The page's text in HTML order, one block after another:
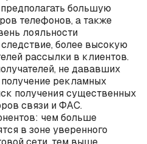
большую
телефонов, а также
лояльности
следствие, более высокую
рассылки в клиентов.
не дававших
получение рекламных
получения существенных
связи и ФАС.
чем больше
в зоне уверенного